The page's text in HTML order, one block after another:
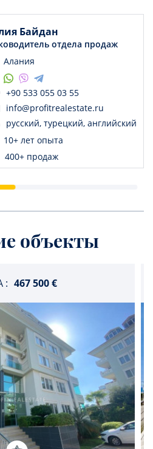
Байдан
отдела продаж
Алания
+90 533 055 03 55
info@profitrealestate.ru
русский, турецкий, английский
10+ лет опыта
400+ продаж
объекты
: 467 500 €